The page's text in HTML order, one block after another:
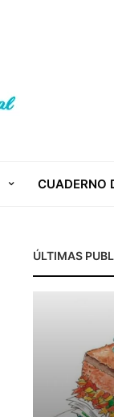
CUADERNO
ÚLTIMAS